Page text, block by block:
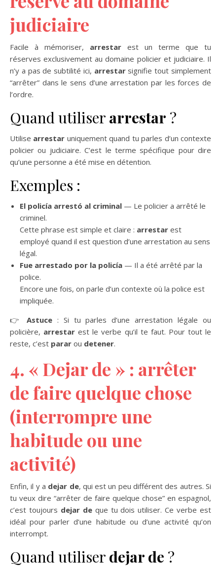
judiciaire
Facile à mémoriser, arrestar est un terme que tu
réserves exclusivement au domaine policier et judiciaire. Il
n’y a pas de subtilité ici, arrestarsignifie tout simplement
“arrêter” dans le sens d’une arrestation par les forces de
l’ordre.
Quand utiliser arrestar ?
Utilise arrestar uniquement quand tu parles d’un contexte
policier ou judiciaire. C’est le terme spécifique pour dire
qu’une personne a été mise en détention.
Exemples :
El policía arrestó al criminal — Le policier a arrêté le
criminel.
Cette phrase est simple et claire : arrestar est
employé quand il est question d’une arrestation au sens
légal.
Fue arrestado por la policía — Il a été arrêté par la
police.
Encore une fois, on parle d’un contexte où la police est
impliquée.
👉 Astuce: Si tu parles d’une arrestation légale ou
policière, arrestar est le verbe qu’il te faut. Pour tout le
reste, c’est parar ou detener.
4. « Dejar de » : arrêter
de faire quelque chose
(interrompre une
habitude ou une
activité)
Enfin, il y a dejar de, qui est un peu différent des autres. Si
tu veux dire “arrêter de faire quelque chose” en espagnol,
c’est toujours dejar deque tu dois utiliser. Ce verbe est
idéal pour parler d’une habitude ou d’une activité qu’on
interrompt.
Quand utiliser dejar de ?